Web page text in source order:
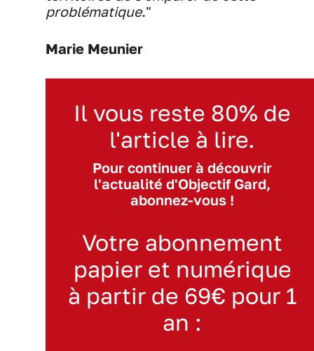
problématique."
Marie Meunier
Il vous reste 80% de
l'article à lire.
Pour continuer à découvrir
l'actualité d'Objectif Gard,
abonnez-vous !
Votre abonnement
papier et numérique
à partir de 69€ pour 1
an :